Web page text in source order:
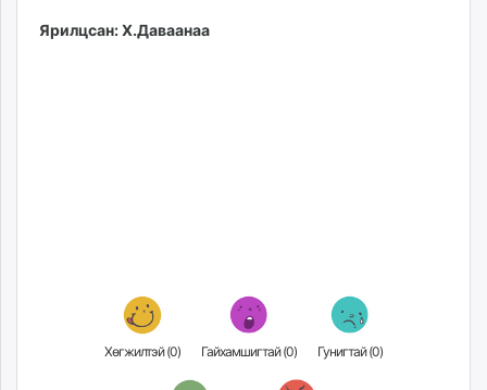
Ярилцсан: Х.Даваанаа
Хөгжилтэй (0) Гайхамшигтай (0) Гунигтай (0)